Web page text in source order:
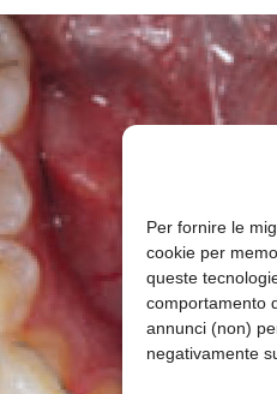
Per fornire le
cookie per
queste
comportamento
annunci (non)
negativamente